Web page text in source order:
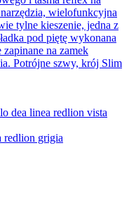
wielofunkcyjna
tylne kieszenie, jedna z
pod piętę wykonana
na zamek
Potrójne szwy, krój Slim